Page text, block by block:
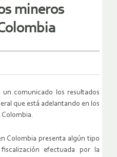
mineros
comunicado los resultados
que está adelantando en los
Colombia presenta algún tipo
efectuada por la